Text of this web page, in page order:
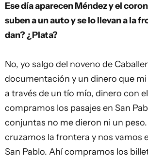
Ese día aparecen Méndez y el
suben a un auto y se lo llevan a la
dan? ¿Plata?
No, yo salgo del noveno de
documentación y un dinero que
a través de un tío mío, dinero con
compramos los pasajes en San
conjuntas no me dieron ni un peso.
cruzamos la frontera y nos vamos
San Pablo. Ahí compramos los